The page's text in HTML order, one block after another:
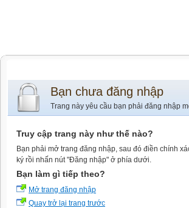
Bạn chưa đăng nhập
Trang này yêu cầu bạn phải đăng nhập
Truy cập trang này như thế nào?
Bạn phải mở trang đăng nhập, sau đó điền chính
ký rồi nhấn nút "Đăng nhập" ở phía dưới.
Bạn làm gì tiếp theo?
Mở trang đăng nhập
Quay trở lại trang trước